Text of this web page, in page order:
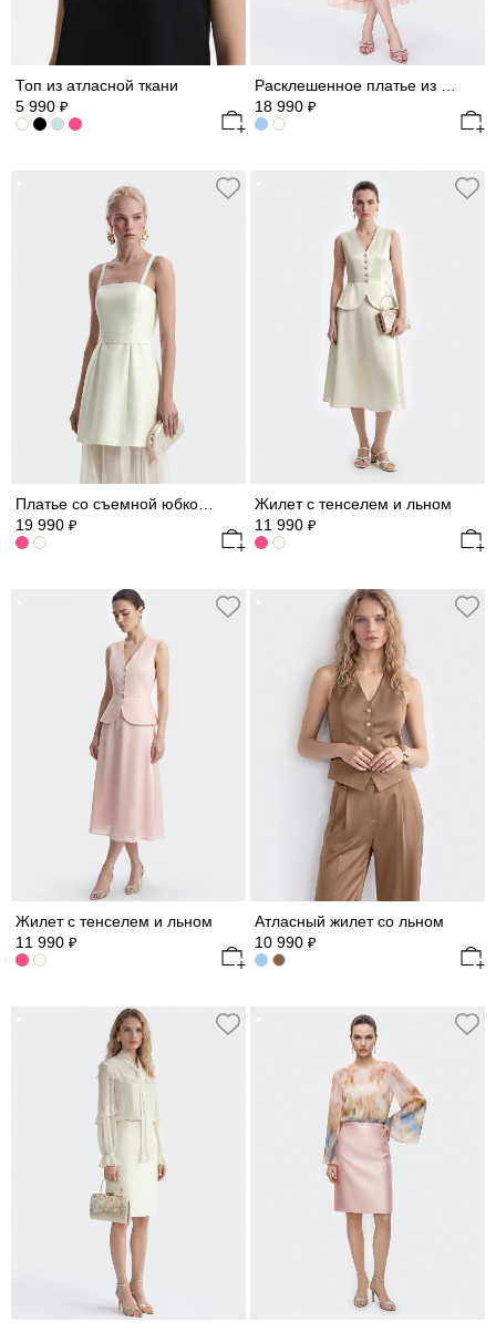
Топ из атласной ткани
5 990 ₽
18 990 ₽
19 990 ₽
Жилет с тенселем и льном
11 990 ₽
Жилет с тенселем и льном
11 990 ₽
Атласный жилет со льном
10 990 ₽